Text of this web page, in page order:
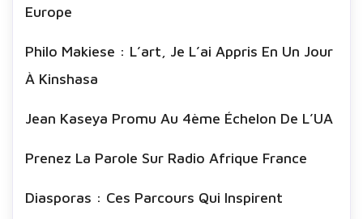
Europe
Philo Makiese : L’art, Je L’ai Appris En Un Jour
À Kinshasa
Jean Kaseya Promu Au 4ème Échelon De L’UA
Prenez La Parole Sur Radio Afrique France
Diasporas : Ces Parcours Qui Inspirent